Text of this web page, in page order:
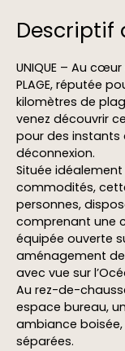
Descriptif
UNIQUE – Au
PLAGE, réputée
kilomètres de
venez découvrir
pour des instants
déconnexion.
Située idéalement
commodités,
personnes,
comprenant une
équipée ouverte
aménagement
avec vue sur
Au rez-de-
espace bureau,
ambiance boisée,
séparées.